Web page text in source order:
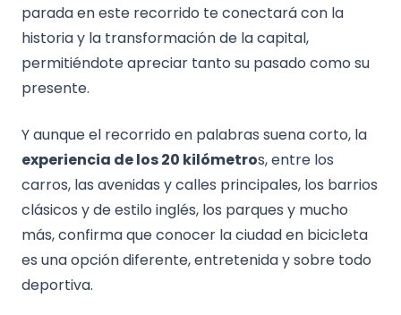
parada en este recorrido te conectará con la
historia y la transformación de la capital,
permitiéndote apreciar tanto su pasado como su
presente.
Y aunque el recorrido en palabras suena corto, la
experiencia de los 20 kilómetros, entre los
carros, las avenidas y calles principales, los barrios
clásicos y de estilo inglés, los parques y mucho
más, confirma que conocer la ciudad en bicicleta
es una opción diferente, entretenida y sobre todo
deportiva.